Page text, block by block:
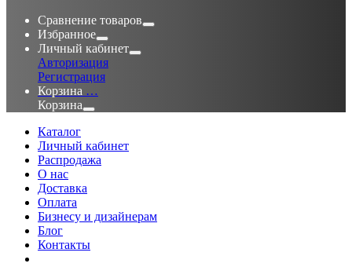
Сравнение товаров
Избранное
Личный кабинет
Авторизация
Регистрация
Корзина …
Корзина
Каталог
Личный кабинет
Распродажа
О нас
Доставка
Оплата
Бизнесу и дизайнерам
Блог
Контакты